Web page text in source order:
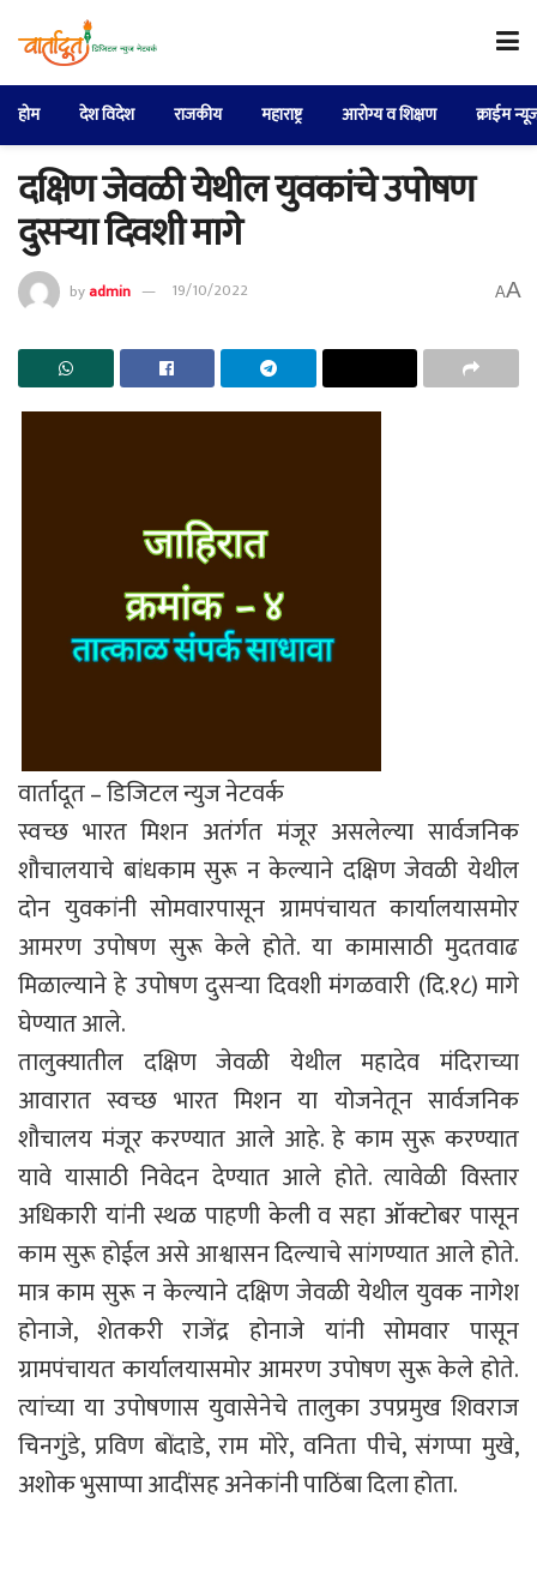
होम देश विदेश राजकीय महाराष्ट्र आरोग्य व शिक्षण क्राईम
दक्षिण जेवळी येथील युवकांचे उपोषण
दुसऱ्या दिवशी मागे
byadmin 19/10/2022 AA
वार्तादूत – डिजिटल न्युज नेटवर्क
स्वच्छ भारत मिशन अतंर्गत मंजूर असलेल्या सार्वजनिक
शौचालयाचे बांधकाम सुरू न केल्याने दक्षिण जेवळी येथील
दोन युवकांनी सोमवारपासून ग्रामपंचायत कार्यालयासमोर
आमरण उपोषण सुरू केले होते. या कामासाठी मुदतवाढ
मिळाल्याने हे उपोषण दुसऱ्या दिवशी मंगळवारी (दि.१८) मागे
घेण्यात आले.
तालुक्यातील दक्षिण जेवळी येथील महादेव मंदिराच्या
आवारात स्वच्छ भारत मिशन या योजनेतून सार्वजनिक
शौचालय मंजूर करण्यात आले आहे. हे काम सुरू करण्यात
यावे यासाठी निवेदन देण्यात आले होते. त्यावेळी विस्तार
अधिकारी यांनी स्थळ पाहणी केली व सहा ऑक्टोबर पासून
काम सुरू होईल असे आश्वासन दिल्याचे सांगण्यात आले होते.
मात्र काम सुरू न केल्याने दक्षिण जेवळी येथील युवक नागेश
होनाजे, शेतकरी राजेंद्र होनाजे यांनी सोमवार पासून
ग्रामपंचायत कार्यालयासमोर आमरण उपोषण सुरू केले होते.
त्यांच्या या उपोषणास युवासेनेचे तालुका उपप्रमुख शिवराज
चिनगुंडे, प्रविण बोंदाडे, राम मोरे, वनिता पीचे, संगप्पा मुखे,
अशोक भुसाप्पा आदींसह अनेकांनी पाठिंबा दिला होता.